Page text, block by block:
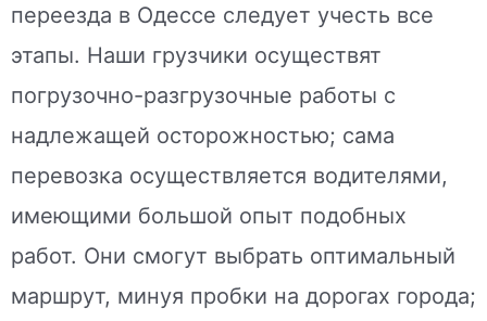
переезда в Одессе следует учесть все
этапы. Наши грузчики осуществят
погрузочно-разгрузочные работы с
надлежащей осторожностью; сама
перевозка осуществляется водителями,
имеющими большой опыт подобных
работ. Они смогут выбрать оптимальный
маршрут, минуя пробки на дорогах города;